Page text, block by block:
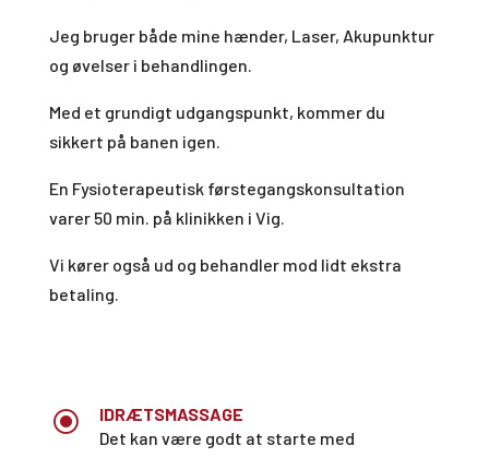
Jeg bruger både mine hænder, Laser, Akupunktur
og øvelser i behandlingen.
Med et grundigt udgangspunkt, kommer du
sikkert på banen igen.
En Fysioterapeutisk førstegangskonsultation
varer 50 min. på klinikken i Vig.
Vi kører også ud og behandler mod lidt ekstra
betaling.
\
IDRÆTSMASSAGE
Det kan være godt at starte med